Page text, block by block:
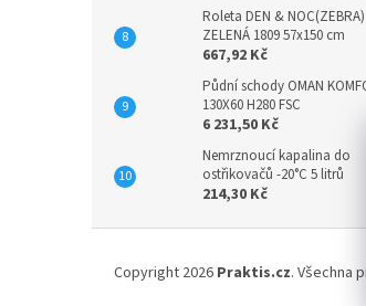
Roleta DEN & NOC(ZEBRA)
ZELENÁ 1809 57x150 cm
667,92 Kč
Půdní schody OMAN
130X60 H280 FSC
6 231,50 Kč
Nemrznoucí kapalina do
ostřikovačů -20°C 5 litrů
214,30 Kč
Copyright 2026 Praktis.cz. Všechna